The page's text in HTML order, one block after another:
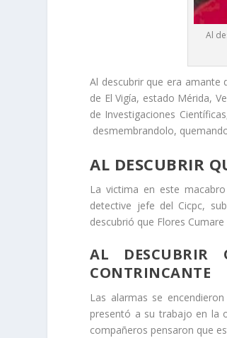
Al
Al descubrir que era amante
de El Vigía, estado Mérida,
de Investigaciones
desmembrandolo,
AL DESCUBRIR
La victima en este
detective jefe del Cicpc,
descubrió que Flores
AL DESCUBRIR
CONTRINCANTE
Las alarmas se
presentó a su trabajo en la
compañeros pensaron que